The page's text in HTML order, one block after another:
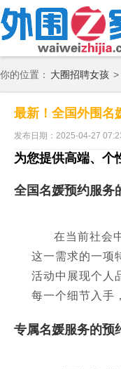
你的位置： 大圈招聘女孩 >
最新！全国外围名
发布日期：2025-04-27
为您提供高端、个
全国名媛预约服务
在当前社会
这一需求的一项
活动中展现个人
每一个细节入手
专属名媛服务的预